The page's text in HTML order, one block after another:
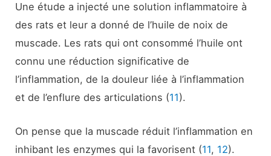
Une étude a injecté une solution inflammatoire à
des rats et leur a donné de l’huile de noix de
muscade. Les rats qui ont consommé l’huile ont
connu une réduction significative de
l’inflammation, de la douleur liée à l’inflammation
et de l’enflure des articulations (11).
On pense que la muscade réduit l’inflammation en
inhibant les enzymes qui la favorisent (11, 12).